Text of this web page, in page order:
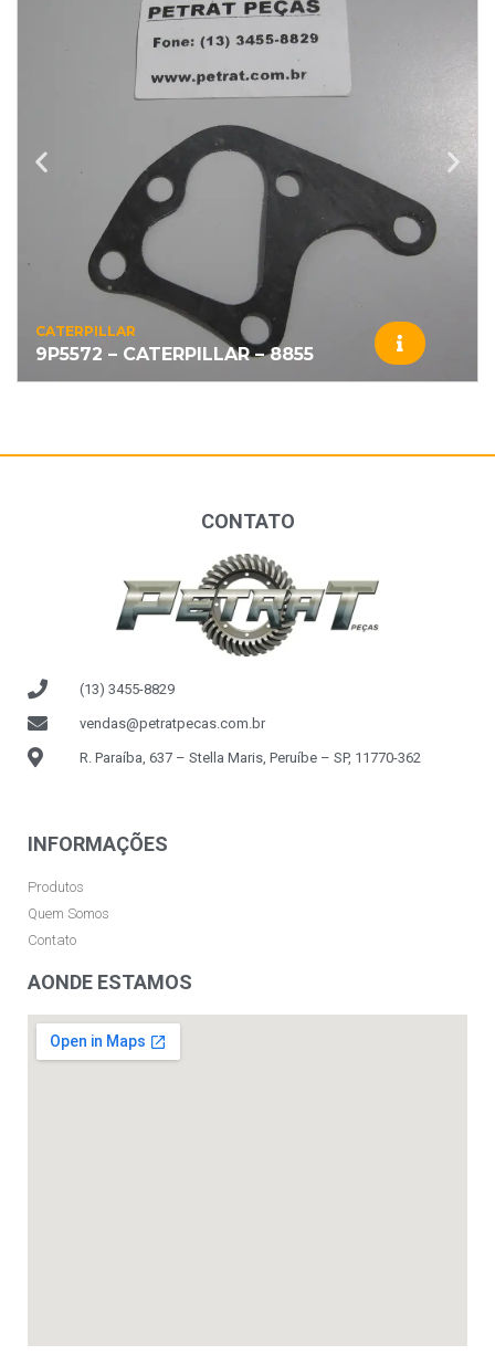
CATERPILLAR
9P5572 – CATERPILLAR – 8855
CONTATO
(13) 3455-8829
vendas@petratpecas.com.br
R. Paraíba, 637 – Stella Maris, Peruíbe – SP, 11770-362
INFORMAÇÕES
Produtos
Quem Somos
Contato
AONDE ESTAMOS